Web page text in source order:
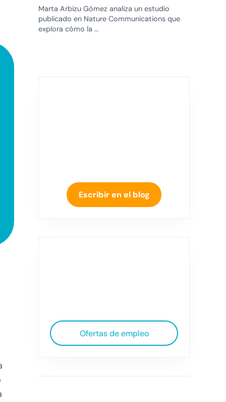
Marta Arbizu Gómez analiza un estudio
publicado en Nature Communications que
explora cómo la …
Escribir en el blog
Ofertas de empleo